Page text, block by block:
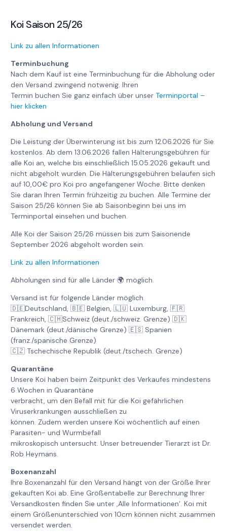
Koi Saison 25/26
Link zu allen Informationen
Terminbuchung
Nach dem Kauf ist eine Terminbuchung für die Abholung oder
den Versand zwingend notwenig. Ihren
Termin buchen Sie ganz einfach über unserTerminportal –
hier klicken
Abholung und Versand
Die Leistung der Überwinterung ist bis zum 12.06.2026 für Sie
kostenlos. Ab dem 13.06.2026 fallen Hälterungsgebühren für
alle Koi an, welche bis einschließlich 15.05.2026 gekauft und
nicht abgeholt wurden. Die Hälterungsgebühren belaufen sich
auf 10,00€ pro Koi pro angefangener Woche. Bitte denken
Sie daran Ihren Termin frühzeitig zu buchen. Alle Termine der
Saison 25/26 können Sie ab Saisonbeginn bei uns im
Terminportal einsehen und buchen.
Alle Koi der Saison 25/26 müssen bis zum Saisonende
September 2026 abgeholt worden sein.
Link zu allen Informationen
Abholungen sind für alle Länder 🌍 möglich.
Versand ist für folgende Länder möglich
🇩🇪Deutschland, 🇧🇪 Belgien, 🇱🇺 Luxemburg, 🇫🇷
Frankreich, 🇨🇭Schweiz (deut./schweiz. Grenze) 🇩🇰
Dänemark (deut./dänische Grenze) 🇪🇸 Spanien
(franz./spanische Grenze)
🇨🇿 Tschechische Republik (deut./tschech. Grenze)
Quarantäne
Unsere Koi haben beim Zeitpunkt des Verkaufes mindestens
6 Wochen in Quarantäne
verbracht, um den Befall mit für die Koi gefährlichen
Viruserkrankungen ausschließen zu
können. Zudem werden unsere Koi wöchentlich auf einen
Parasiten- und Wurmbefall
mikroskopisch untersucht. Unser betreuender Tierarzt ist Dr.
Rob Heymans.
Boxenanzahl
Ihre Boxenanzahl für den Versand hängt von der Größe Ihrer
gekauften Koi ab. Eine Größentabelle zur Berechnung Ihrer
Versandkosten finden Sie unter ‚Alle Informationen‘. Koi mit
einem Größenunterschied von 10cm können nicht zusammen
versendet werden.